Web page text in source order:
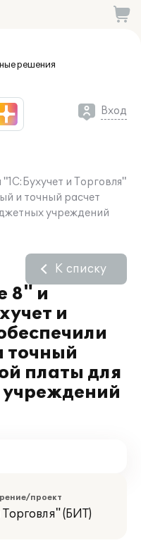
решения
Вход
и Торговля"
и точный расчет
учреждений
8" и
и
точный
платы для
К списку
проект
(БИТ)